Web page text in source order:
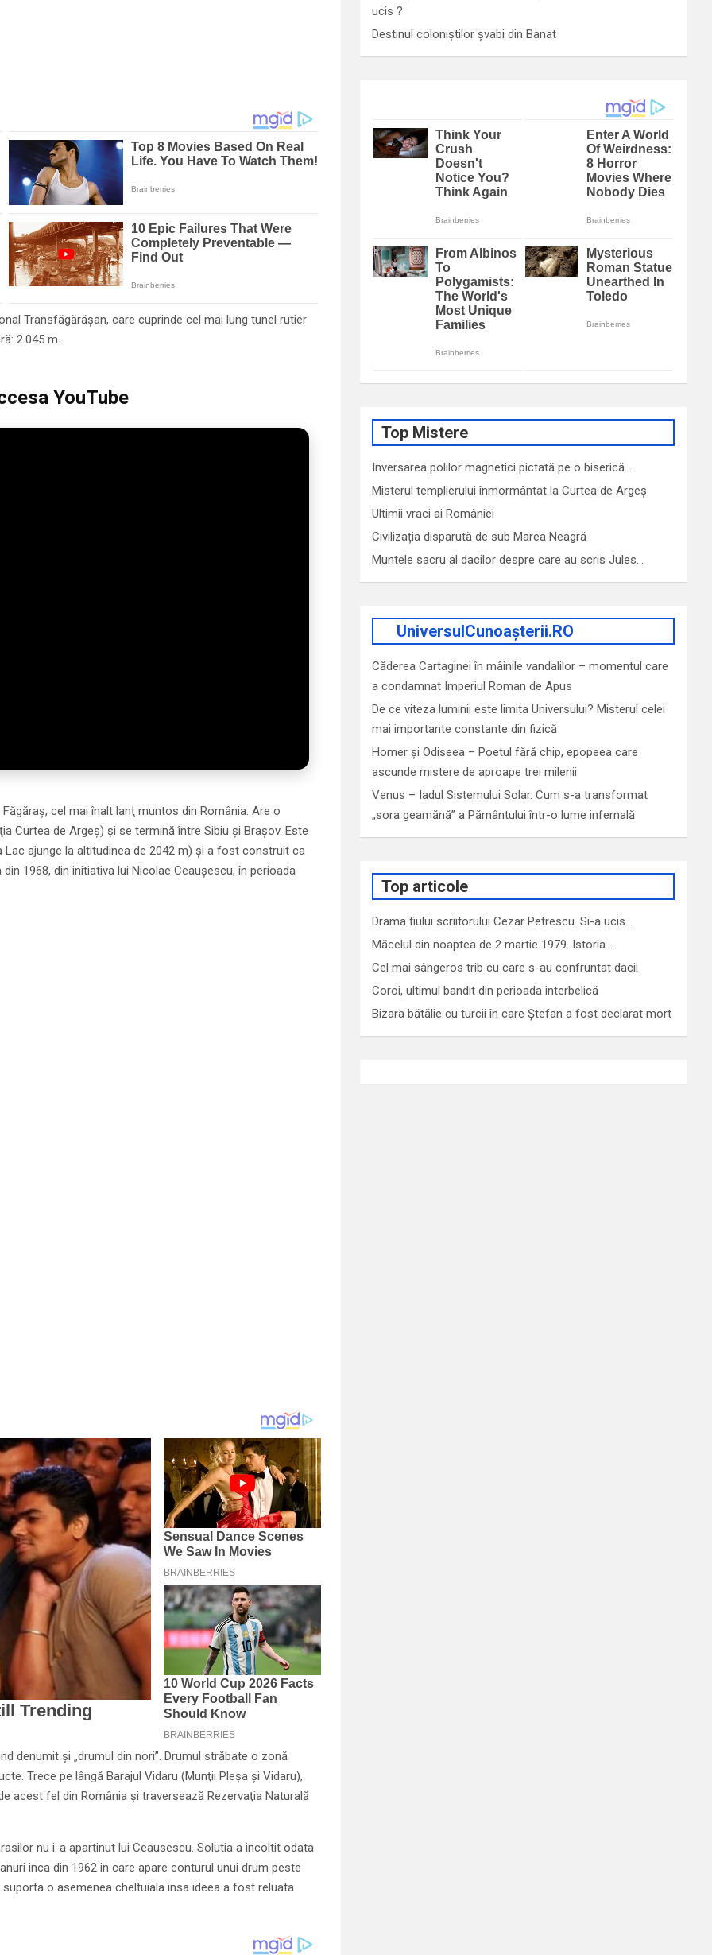
Transfăgărăşan, care cuprinde cel mai lung tunel rutier
2.045 m.
YouTube
cel mai înalt lanţ muntos din România. Are o
Curtea de Argeş) şi se termină între Sibiu şi Braşov. Este
ajunge la altitudinea de 2042 m) şi a fost construit ca
1968, din initiativa lui Nicolae Ceauşescu, în perioada
denumit şi „drumul din nori”. Drumul străbate o zonă
Trece pe lângă Barajul Vidaru (Munţii Pleşa şi Vidaru),
acest fel din România şi traversează Rezervaţia Naturală
nu i-a apartinut lui Ceausescu. Solutia a incoltit odata
inca din 1962 in care apare conturul unui drum peste
o asemenea cheltuiala insa ideea a fost reluata
ucis ?
Destinul coloniștilor șvabi din Banat
Top Mistere
Inversarea polilor magnetici pictată pe o biserică…
Misterul templierului înmormântat la Curtea de Argeș
Ultimii vraci ai României
Civilizația disparută de sub Marea Neagră
Muntele sacru al dacilor despre care au scris Jules…
UniversulCunoașterii.RO
Căderea Cartaginei în mâinile vandalilor – momentul care
a condamnat Imperiul Roman de Apus
De ce viteza luminii este limita Universului? Misterul celei
mai importante constante din fizică
Homer și Odiseea – Poetul fără chip, epopeea care
ascunde mistere de aproape trei milenii
Venus – Iadul Sistemului Solar. Cum s-a transformat
„sora geamănă” a Pământului într-o lume infernală
Top articole
Drama fiului scriitorului Cezar Petrescu. Si-a ucis…
Măcelul din noaptea de 2 martie 1979. Istoria…
Cel mai sângeros trib cu care s-au confruntat dacii
Coroi, ultimul bandit din perioada interbelică
Bizara bătălie cu turcii în care Ștefan a fost declarat mort